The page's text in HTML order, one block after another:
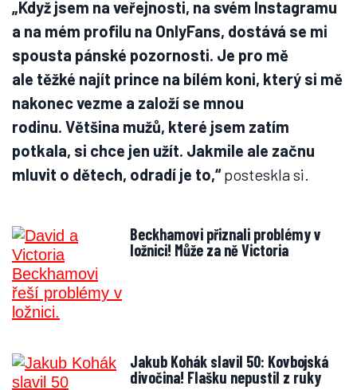
„Když jsem na veřejnosti, na svém Instagramu
a na mém profilu na OnlyFans, dostává se mi
spousta pánské pozornosti. Je pro mě
ale těžké najít prince na bílém koni, který si mě
nakonec vezme a založí se mnou
rodinu. Většina mužů, které jsem zatím
potkala, si chce jen užít. Jakmile ale začnu
mluvit o dětech, odradí je to,“posteskla si.
Beckhamovi přiznali problémy v
ložnici! Může za ně Victoria
Jakub Kohák slavil 50: Kovbojská
divočina! Flašku nepustil z ruky